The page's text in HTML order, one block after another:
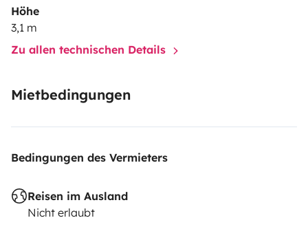
• 🔌 Alargador y enchufeAccesorios y opciones extra:•
Aeropuerto (+70€/ alquiler)
• Sillas y mesa plegables para exterior 🏕(+20
nosotros te la resolvemos, ¡¡¡tú sólo preocúpate por
Höhe
3,1 m
Zu allen technischen Details
Mietbedingungen
Bedingungen des Vermieters
Reisen im Ausland
Nicht erlaubt